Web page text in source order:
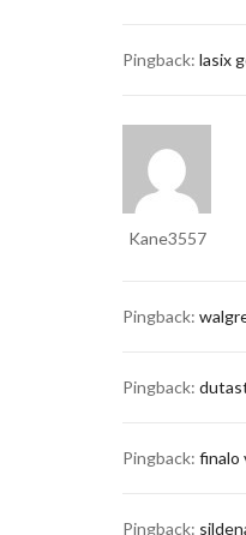
Pingback: lasix
Kane3557
Pingback:
Pingback:
Pingback: finalo
Pingback: